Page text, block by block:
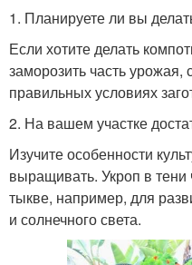
1. Планируете ли вы
Если хотите делать
заморозить часть
правильных условиях
2. На вашем участке
Изучите особенности
выращивать. Укроп в тени
тыкве, например, для
и солнечного света.